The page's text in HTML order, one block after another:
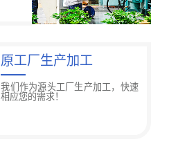
原工厂生产加工
我们作为源头工厂生产加工，快速
相应您的需求！